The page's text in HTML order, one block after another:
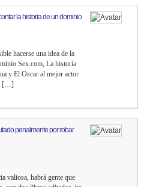
la historia de un dominio
hacerse una idea de la
Sex.com, La historia
y El Oscar al mejor actor
[…]
penalmente por robar
valiosa, habrá gente que